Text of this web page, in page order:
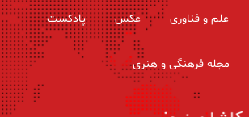
علم و فناوری عکس پادکست
مجله فرهنگی و هنری